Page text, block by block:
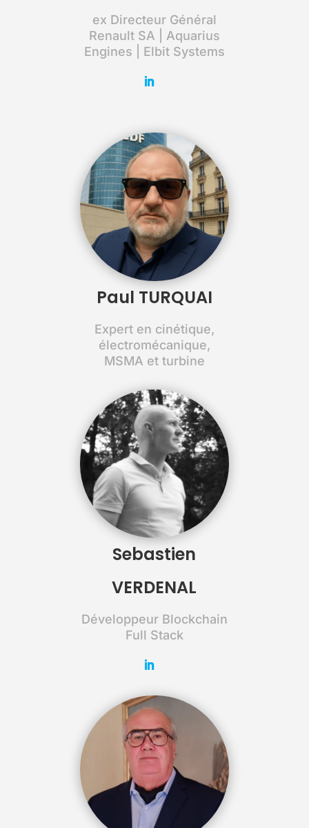
ex Directeur Général
Renault SA | Aquarius
Engines | Elbit Systems
Paul TURQUAI
Expert en cinétique,
électromécanique,
MSMA et turbine
Sebastien
VERDENAL
Développeur Blockchain
Full Stack